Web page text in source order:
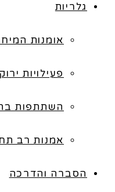
גלריות
אומנות
פעילויות
השתתפות
אמנות רב
הסברה והדרכה